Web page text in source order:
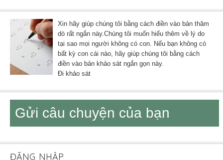
Xin hãy giúp chúng tôi bằng cách điền vào bản thăm
dò rất ngắn này.Chúng tôi muốn hiểu thêm về lý do
tại sao mọi người không có con. Nếu bạn không có
bất kỳ con cái nào, hãy giúp chúng tôi bằng cách
điền vào bản khảo sát ngắn gọn này.
Đi khảo sát
Gửi câu chuyện của bạn
ĐĂNG NHẬP